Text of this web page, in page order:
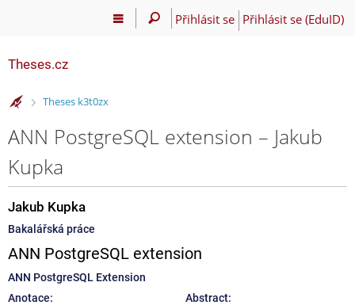
Přihlásit se Přihlásit se (EduID)
Theses.cz
>
Theses k3t0zx
ANN PostgreSQL extension – Jakub
Kupka
Jakub Kupka
Bakalářská práce
ANN PostgreSQL extension
ANN PostgreSQL Extension
Anotace:
Abstract: